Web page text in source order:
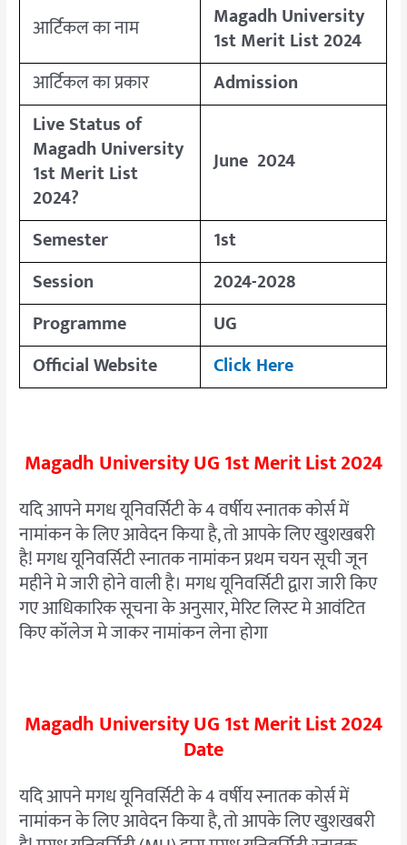
आर्टिकल का नाम
Magadh University
1st Merit List 2024
आर्टिकल का प्रकार
Admission
Live Status of
Magadh University
1st Merit List
2024?
June 2024
Semester
1st
Session
2024-2028
Programme
UG
Official Website
Click Here
Magadh University UG 1st Merit List 2024
यदि आपने मगध यूनिवर्सिटी के 4 वर्षीय स्नातक कोर्स में
नामांकन के लिए आवेदन किया है, तो आपके लिए खुशखबरी
है! मगध यूनिवर्सिटी स्नातक नामांकन प्रथम चयन सूची जून
महीने मे जारी होने वाली है। मगध यूनिवर्सिटी द्वारा जारी किए
गए आधिकारिक सूचना के अनुसार, मेरिट लिस्ट मे आवंटित
किए कॉलेज मे जाकर नामांकन लेना होगा
Magadh University UG 1st Merit List 2024
Date
यदि आपने मगध यूनिवर्सिटी के 4 वर्षीय स्नातक कोर्स में
नामांकन के लिए आवेदन किया है, तो आपके लिए खुशखबरी